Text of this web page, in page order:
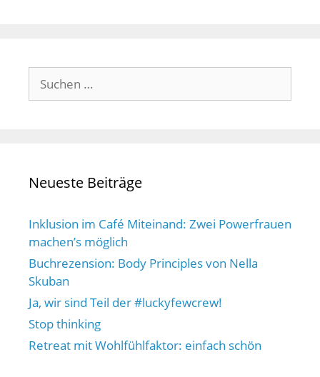
Suchen
nach:
Neueste Beiträge
Inklusion im Café Miteinand: Zwei Powerfrauen
machen’s möglich
Buchrezension: Body Principles von Nella
Skuban
Ja, wir sind Teil der #luckyfewcrew!
Stop thinking
Retreat mit Wohlfühlfaktor: einfach schön